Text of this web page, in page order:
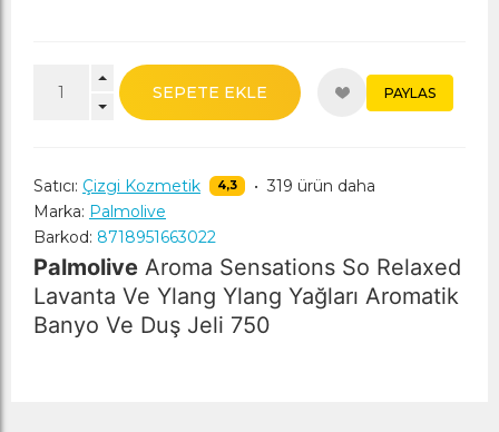
SEPETE EKLE PAYLAS
Satıcı: Çizgi Kozmetik 4,3 • 319 ürün daha
Marka: Palmolive
Barkod: 8718951663022
Palmolive Aroma Sensations So Relaxed
Lavanta Ve Ylang Ylang Yağları Aromatik
Banyo Ve Duş Jeli 750